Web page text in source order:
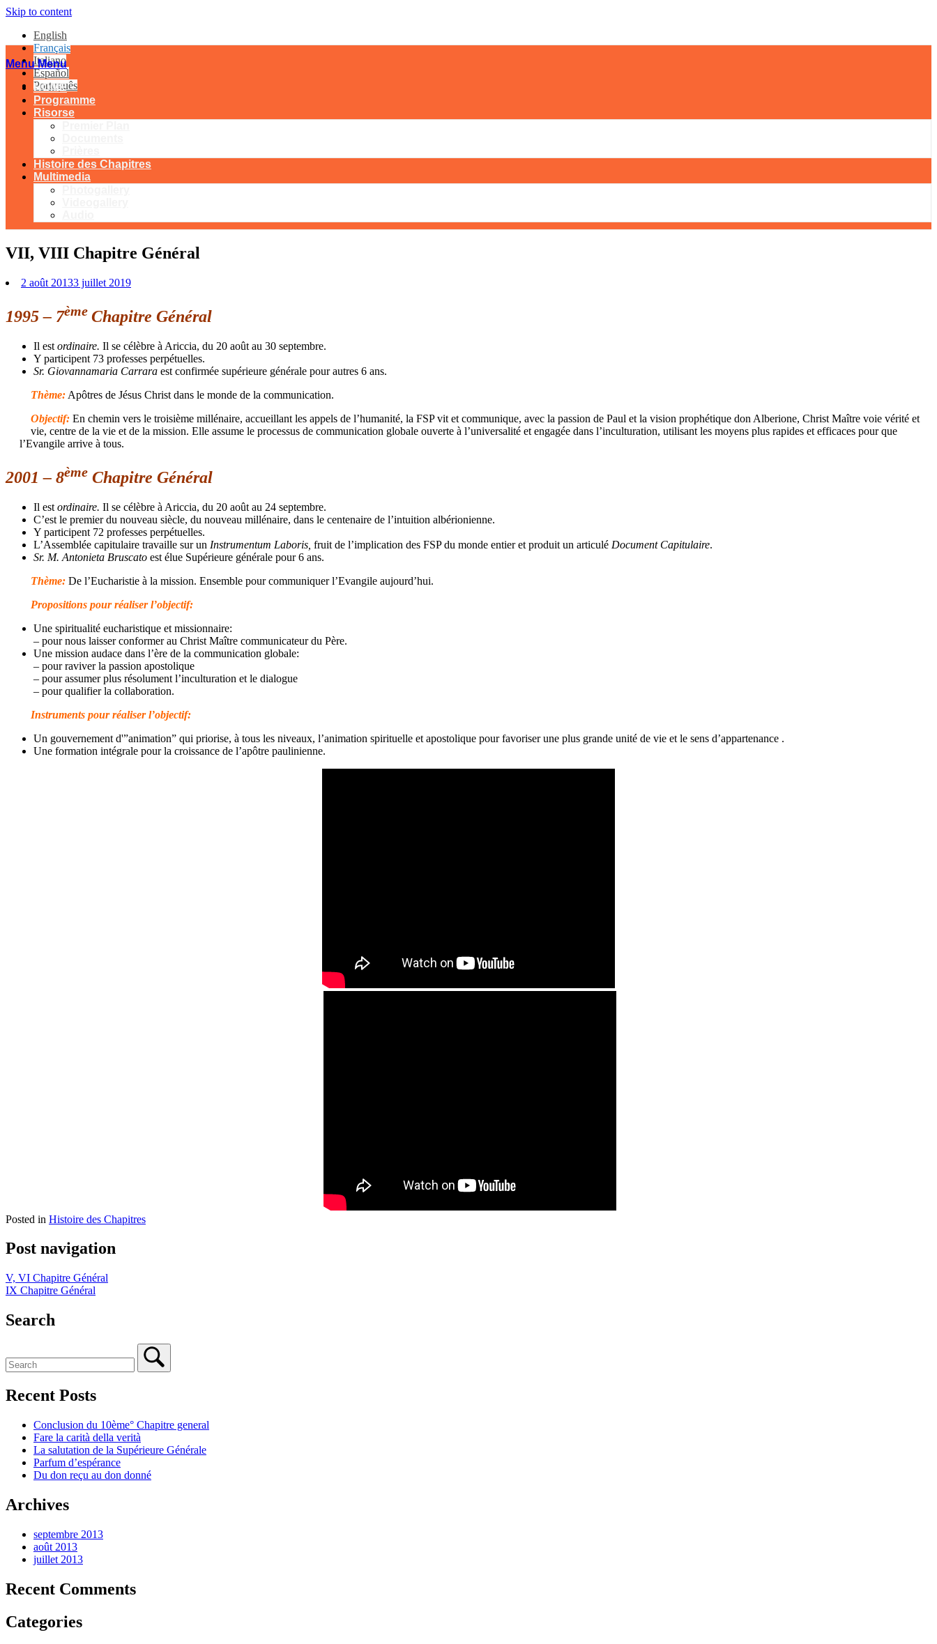
Skip to content
English
Français
Italiano
Español
Português
MenuMenu
HOME
Programme
Risorse
Histoire des Chapitres
Multimedia
VII, VIII Chapitre Général
2 août 20133 juillet 2019
1995 – 7ème Chapitre Général
Il est ordinaire. Il se célèbre à Ariccia, du 20 août au 30 septembre.
Y participent 73 professes perpétuelles.
Sr. Giovannamaria Carrara est confirmée supérieure générale pour autres 6 ans.
Thème: Apôtres de Jésus Christ dans le monde de la communication.
Objectif: En chemin vers le troisième millénaire, accueillant les appels de l’humanité, la FSP vit et communique, avec la passion de Paul et la vision prophétique don Alberione, Christ Maître voie vérité et
vie, centre de la vie et de la mission. Elle assume le processus de communication globale ouverte à l’universalité et engagée dans l’inculturation, utilisant les moyens plus rapides et efficaces pour que
l’Evangile arrive à tous.
2001 – 8ème Chapitre Général
Il est ordinaire. Il se célèbre à Ariccia, du 20 août au 24 septembre.
C’est le premier du nouveau siècle, du nouveau millénaire, dans le centenaire de l’intuition albérionienne.
Y participent 72 professes perpétuelles.
L’Assemblée capitulaire travaille sur un Instrumentum Laboris, fruit de l’implication des FSP du monde entier et produit un articulé Document Capitulaire.
Sr. M. Antonieta Bruscato est élue Supérieure générale pour 6 ans.
Thème: De l’Eucharistie à la mission. Ensemble pour communiquer l’Evangile aujourd’hui.
Propositions pour réaliserl’objectif:
Une spiritualité eucharistique et missionnaire:
– pour nous laisser conformer au Christ Maître communicateur du Père.
Une mission audace dans l’ère de la communication globale:
– pour raviver la passion apostolique
– pour assumer plus résolument l’inculturation et le dialogue
– pour qualifier la collaboration.
Instruments pour réaliserl’objectif:
Un gouvernement d'”animation” qui priorise, à tous les niveaux, l’animation spirituelle et apostolique pour favoriser une plus grande unité de vie et le sens d’appartenance .
Une formation intégrale pour la croissance de l’apôtre paulinienne.
Posted in Histoire des Chapitres
Post navigation
V, VI Chapitre Général
IX Chapitre Général
Search
Recent Posts
Conclusion du 10ème° Chapitre general
Fare la carità della verità
La salutation de la Supérieure Générale
Parfum d’espérance
Du don reçu au don donné
Archives
septembre 2013
août 2013
juillet 2013
Recent Comments
Categories